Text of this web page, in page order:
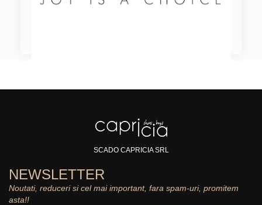
SCADO CAPRICIA SRL
NEWSLETTER
Noutati, reduceri si cel mai important, fara spam-uri, promitem
asta!!